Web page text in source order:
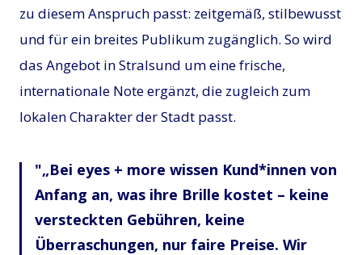
zu diesem Anspruch passt: zeitgemäß, stilbewusst
und für ein breites Publikum zugänglich. So wird
das Angebot in Stralsund um eine frische,
internationale Note ergänzt, die zugleich zum
lokalen Charakter der Stadt passt.
„Bei eyes + more wissen Kund*innen von
Anfang an, was ihre Brille kostet – keine
versteckten Gebühren, keine
Überraschungen, nur faire Preise. Wir